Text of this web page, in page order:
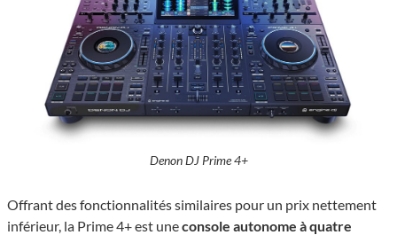
Denon DJ Prime 4+
Offrant des fonctionnalités similaires pour un prix nettement
inférieur, la Prime 4+ est uneconsole autonome à quatre